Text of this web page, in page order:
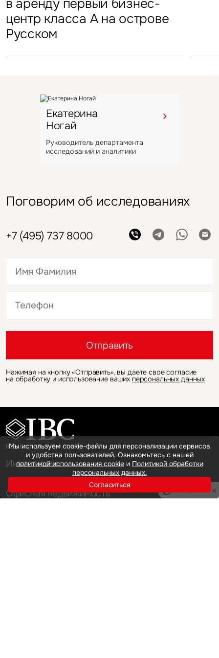
в аренду первый бизнес-
центр класса А на острове
Русском
в аренду первый бизнес-
центр класса А на острове
Русском
Петровский парк откроется
в отеле Hyatt Regency
гостиничных комплексов
Подмосковья перешел
под управление компании
Екатерина
Ногай
Руководитель департамента
исследований и аналитики
Поговорим об исследованиях
+7 (495) 737 8000
Отправить
Нажимая на кнопку «Отправить», вы даете свое согласие
на обработку и использование вашихперсональных данных
Инвестиции
Офисная недвижимость
Мы используем cookie-файлы для персонализации сервисов
и удобства пользователей. Ознакомьтесь с нашей
политикой использования cookieи Политикой обработки
персональных данных.
Согласиться